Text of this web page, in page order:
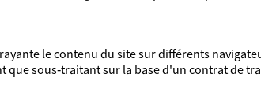
le contenu du site sur différents
que sous‑traitant sur la base d'un contrat de